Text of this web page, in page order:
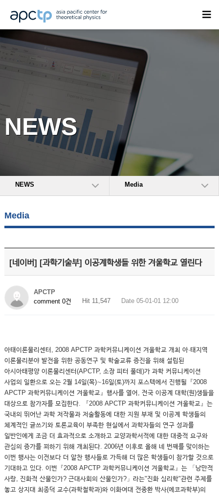
NEWS
NEWS Media
Media
[네이버] [과학기술부] 이공계학생들 위한 겨울학교 열린다
APCTP
comment 0건
Hit 11,547 Date 05-01-01 12:00
아태이론물리센터, 2008 APCTP 과학커뮤니케이션 겨울학교 개최 아·태지역
이론물리분야 발전을 위한 공동연구 및 학술교류 증진을 위해 설립된
아시아태평양 이론물리센터(APCTP, 소장 피터 풀데)가 과학 커뮤니케이션
사업의 일환으로 오는 2월 14일(목)∼16일(토)까지 포스텍에서 진행될『2008
APCTP 과학커뮤니케이션 겨울학교』행사를 열어, 전국 이공계 대학(원)생들을
대상으로 참가자를 모집한다. 『2008 APCTP 과학커뮤니케이션 겨울학교』는
국내의 뛰어난 과학 저작물과 저술활동에 대한 지원 부재 및 이공계 학생들의
체계적인 글쓰기와 토론교육이 부족한 현실에서 과학자들의 연구 성과를
일반인에게 조금 더 효과적으로 소개하고 교양과학서적에 대한 대중적 요구와
관심의 증가를 꾀하기 위해 개최된다. 2006년 이후로 올해 네 번째를 맞이하는
이번 행사는 이전보다 더 알찬 행사들로 가득해 더 많은 학생들이 참가할 것으로
기대하고 있다. 이번『2008 APCTP 과학커뮤니케이션 겨울학교』는 「낭만적
사랑, 진화적 산물인가? 근대사회의 산물인가?」라는"진화 심리학"관련 주제를
놓고 상지대 최종덕 교수(과학철학과)와 이화여대 전중환 박사(에코과학부)의